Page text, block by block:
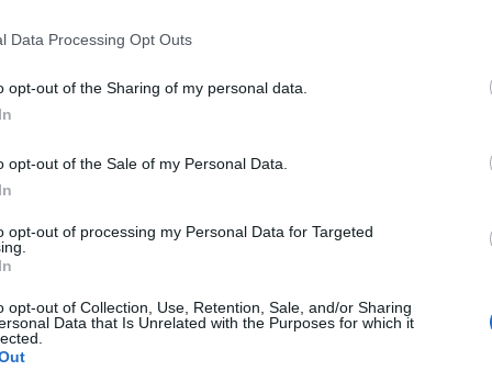
Data Processing Opt Outs
opt-out of the Sharing of my personal data.
opt-out of the Sale of my Personal Data.
opt-out of processing my Personal Data for Targeted
opt-out of Collection, Use, Retention, Sale, and/or Sharing
Data that Is Unrelated with the Purposes for which it
την Παρασκευή, ενώ σύμφωνα με τον
σκοπό να σκοτώσουν τον 20χρονο, αλλά να να